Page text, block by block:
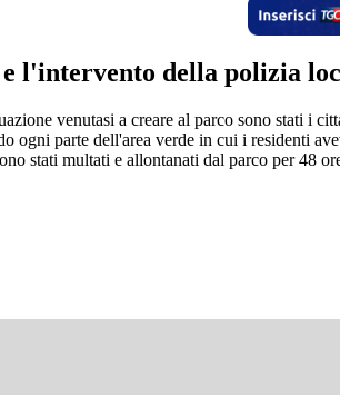
l'intervento della polizia
venutasi a creare al parco sono stati i
ogni parte dell'area verde in cui i residenti
stati multati e allontanati dal parco per 48